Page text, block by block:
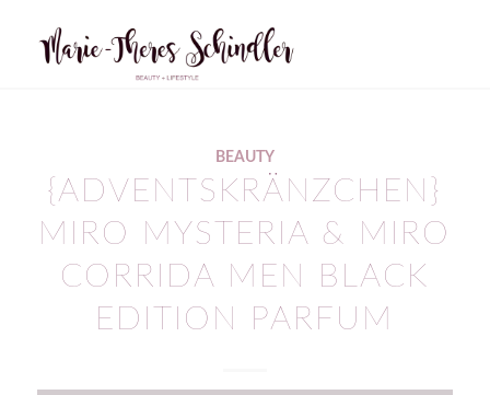
BEAUTY
{ADVENTSKRÄNZCHEN}
MIRO MYSTERIA & MIRO
CORRIDA MEN BLACK
EDITION PARFUM